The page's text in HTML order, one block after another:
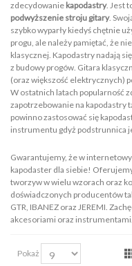
zdecydowanie kapodastry. Jest
podwyższenie stroju gitary.
szybko wyparły kiedyś chętnie
progu, ale należy pamiętać, że
klasycznej. Kapodastry nadają
z budowy progów. Gitara
(oraz większość elektrycznych)
W ostatnich latach popularność
zapotrzebowanie na kapodastry
powinno zastosować się
instrumentu gdyż podstrunnica
Gwarantujemy, że w
kapodaster dla siebie!
tworzyw w wielu wzorach oraz
doświadczonych producentów
GTR, IBANEZ oraz JEREMI.
akcesoriami oraz instrumentami.
Pokaż